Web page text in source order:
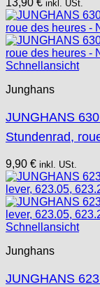
13,90 € inkl. USt.
Schnellansicht
Junghans
JUNGHANS
Stundenrad,
9,90 € inkl. USt.
Schnellansicht
Junghans
JUNGHANS